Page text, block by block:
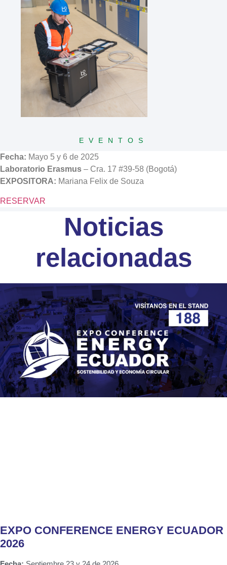
EVENTOS
Fecha: Mayo 5 y 6 de 2025
Laboratorio Erasmus – Cra. 17 #39-58 (Bogotá)
EXPOSITORA: Mariana Felix de Souza
RESERVAR
Noticias
relacionadas
EXPO CONFERENCE ENERGY ECUADOR
2026